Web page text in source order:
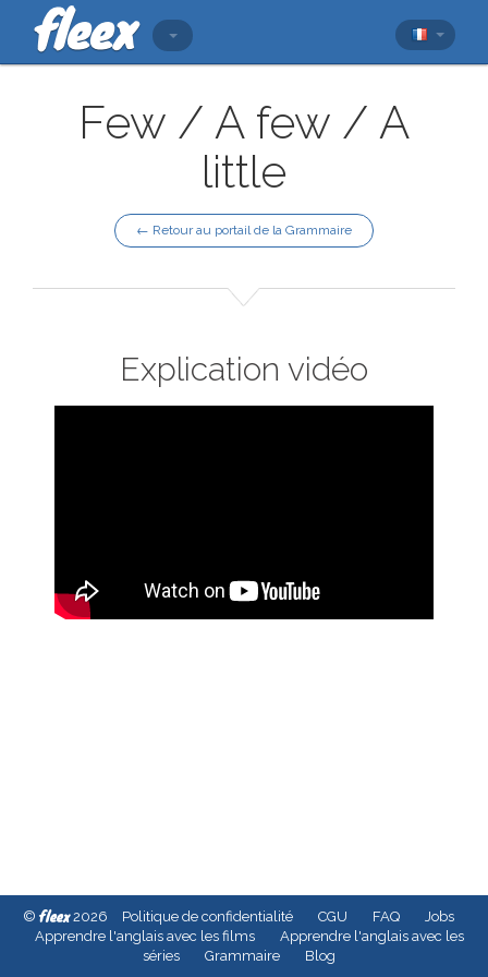
Few / A few / A
little
← Retour au portail de la Grammaire
Explication vidéo
© fleex2026 Politique de confidentialité CGU FAQ
Jobs
Apprendre l'anglais avec les films
Apprendre l'anglais avec les
séries
Grammaire Blog